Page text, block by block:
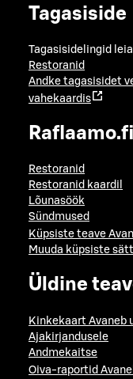
Tagasiside
Tagasisidelingid
Restoranid
Andke tagasisidet
vahekaardis
Raflaamo.fi
Restoranid
Restoranid kaardil
Lõunasöök
Sündmused
Küpsiste teave
Muuda küpsiste
Üldine
Kinkekaart Avaneb
Ajakirjandusele
Andmekaitse
Oiva-raportid